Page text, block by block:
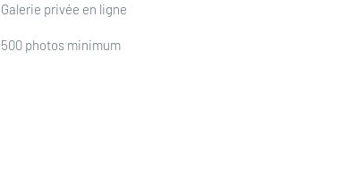
Galerie privée en ligne
500 photos minimum